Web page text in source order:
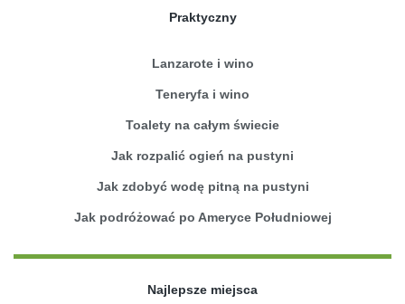
Praktyczny
Lanzarote i wino
Teneryfa i wino
Toalety na całym świecie
Jak rozpalić ogień na pustyni
Jak zdobyć wodę pitną na pustyni
Jak podróżować po Ameryce Południowej
Najlepsze miejsca